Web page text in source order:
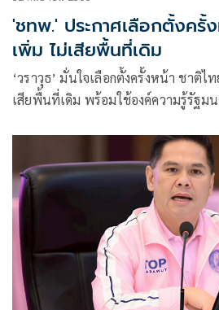
'ชทพ.' ประกาศเลือกตั้งครั้
เพิ่ม ไม่เสียพื้นที่เดิม
‘วราวุธ’ มั่นใจเลือกตั้งครั้งหน้า ชาติ
เสียพื้นที่เดิม พร้อมใช้องค์ความรู้รัฐ